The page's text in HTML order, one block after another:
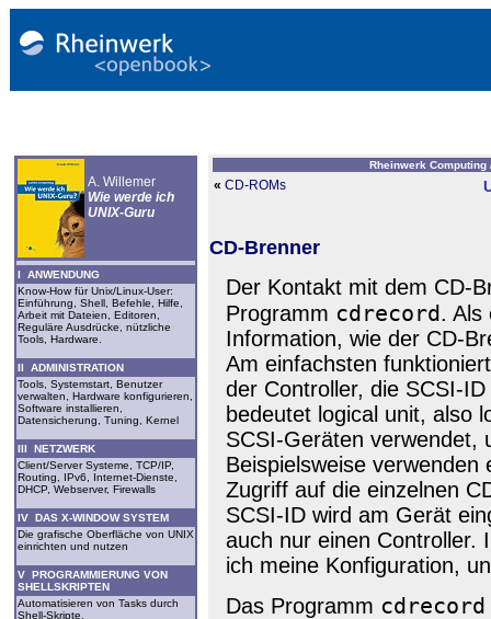
A. Willemer
Wie werde ich
UNIX-Guru
I ANWENDUNG
Know-How für Unix/Linux-User:
Einführung, Shell, Befehle, Hilfe,
Arbeit mit Dateien, Editoren,
Reguläre Ausdrücke, nützliche
Tools, Hardware.
II ADMINISTRATION
Tools, Systemstart, Benutzer
verwalten, Hardware konfigurieren,
Software installieren,
Datensicherung, Tuning, Kernel
III NETZWERK
Client/Server Systeme, TCP/IP,
Routing, IPv6, Internet-Dienste,
DHCP, Webserver, Firewalls
IV DAS X-WINDOW SYSTEM
Die grafische Oberfläche von UNIX
einrichten und nutzen
V PROGRAMMIERUNG VON
SHELLSKRIPTEN
Automatisieren von Tasks durch
Shell-Skripte.
Rheinwerk Computing
« CD-ROMs
CD-Brenner
Der Kontakt mit dem CD-
Programm cdrecord. Als
Information, wie der CD-
Am einfachsten
der Controller, die SCSI-
bedeutet logical unit, also
SCSI-Geräten verwendet,
Beispielsweise
Zugriff auf die einzelnen
SCSI-ID wird am Gerät
auch nur einen Controller.
ich meine Konfiguration,
Das Programm cdrecord